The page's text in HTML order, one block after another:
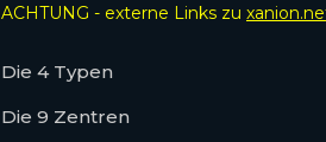
ACHTUNG - externe Links zu
Die 4 Typen
Die 9 Zentren